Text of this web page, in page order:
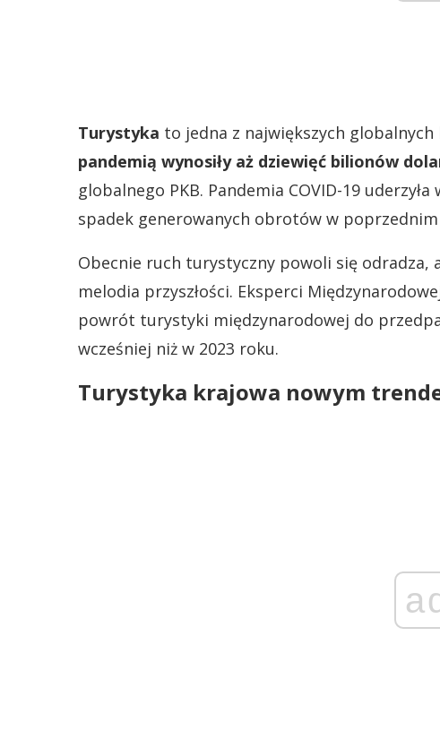
Turystyka to jedna z największych globalnych
pandemią wynosiły aż dziewięć bilionów
globalnego PKB. Pandemia COVID-19
spadek generowanych obrotów w
Obecnie ruch turystyczny powoli się odradza,
melodia przyszłości. Eksperci
powrót turystyki międzynarodowej do
wcześniej niż w 2023 roku.
Turystyka krajowa nowym